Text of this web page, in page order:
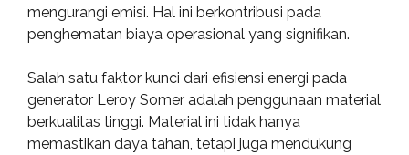
mengurangi emisi. Hal ini berkontribusi pada
penghematan biaya operasional yang signifikan.
Salah satu faktor kunci dari efisiensi energi pada
generator Leroy Somer adalah penggunaan material
berkualitas tinggi. Material ini tidak hanya
memastikan daya tahan, tetapi juga mendukung